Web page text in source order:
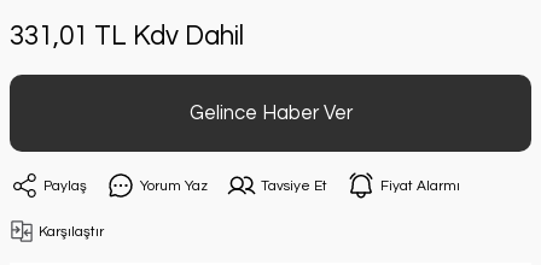
331,01 TL Kdv Dahil
Gelince Haber Ver
Paylaş Yorum Yaz Tavsiye Et Fiyat Alarmı
Karşılaştır